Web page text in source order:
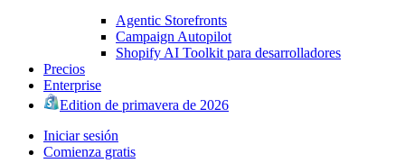
Agentic Storefronts
Campaign Autopilot
Shopify AI Toolkit para desarrolladores
Precios
Enterprise
Edition de primavera de 2026
Iniciar sesión
Comienza gratis